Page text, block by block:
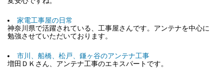
家電工事屋の日常
神奈川県で活躍されている、工事屋さんです。アンテナを中心に
勉強させていただいております。
市川、船橋、松戸、鎌ヶ谷のアンテナ工事
増田ＤＫさん、アンテナ工事のエキスパートです。